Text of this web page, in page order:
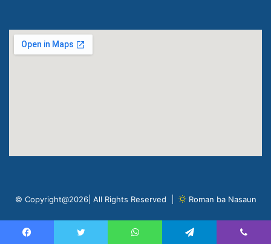
© Copyright@2026| All Rights Reserved | Roman ba Nasaun